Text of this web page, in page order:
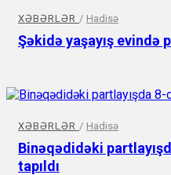
XƏBƏRLƏR / Hadisə
Şəkidə yaşayış​ evində
XƏBƏRLƏR / Hadisə
Binəqədidəki
tapıldı